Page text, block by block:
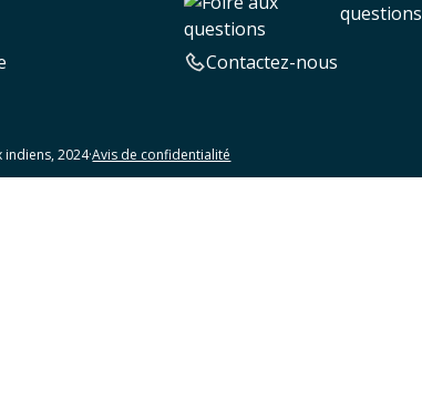
questions
Contactez-nous
2024·Avis de confidentialité